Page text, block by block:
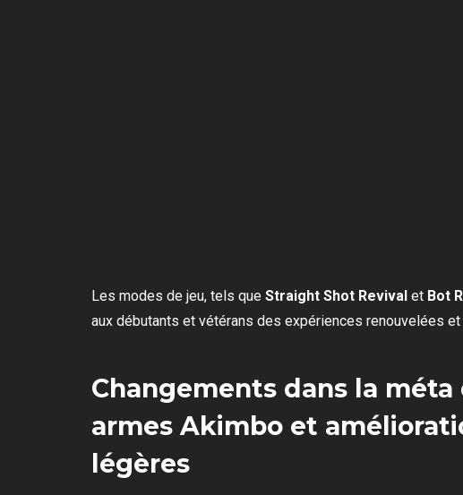
Les modes de jeu, tels que Straight Shot Revival et Bot
aux débutants et vétérans des expériences renouvelées et
Changements dans la
armes Akimbo et
légères